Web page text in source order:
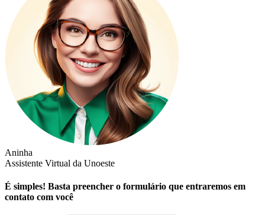
Aninha
Assistente Virtual da Unoeste
É simples! Basta preencher o formulário que entraremos em
contato com você